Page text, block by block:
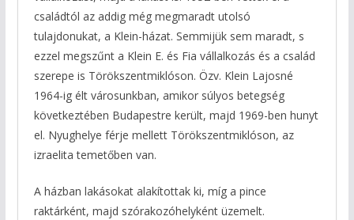
családtól az addig még megmaradt utolsó
tulajdonukat, a Klein-házat. Semmijük sem maradt, s
ezzel megszűnt a Klein E. és Fia vállalkozás és a család
szerepe is Törökszentmiklóson. Özv. Klein Lajosné
1964-ig élt városunkban, amikor súlyos betegség
következtében Budapestre került, majd 1969-ben hunyt
el. Nyughelye férje mellett Törökszentmiklóson, az
izraelita temetőben van.
A házban lakásokat alakítottak ki, míg a pince
raktárként, majd szórakozóhelyként üzemelt.